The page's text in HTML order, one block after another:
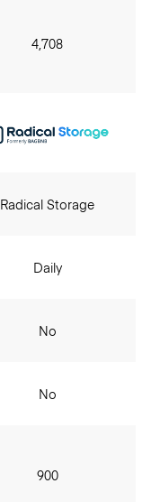
4,708
Radical Storage
Daily
No
No
900